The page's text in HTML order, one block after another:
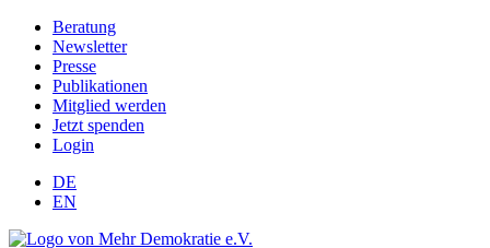
Beratung
Newsletter
Presse
Publikationen
Mitglied werden
Jetzt spenden
Login
DE
EN